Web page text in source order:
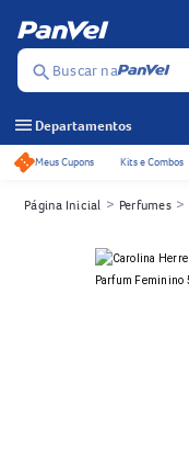
search Buscar na
menu Departamentos
Meus Cupons Kits e Combos
Página Inicial > Perfumes >